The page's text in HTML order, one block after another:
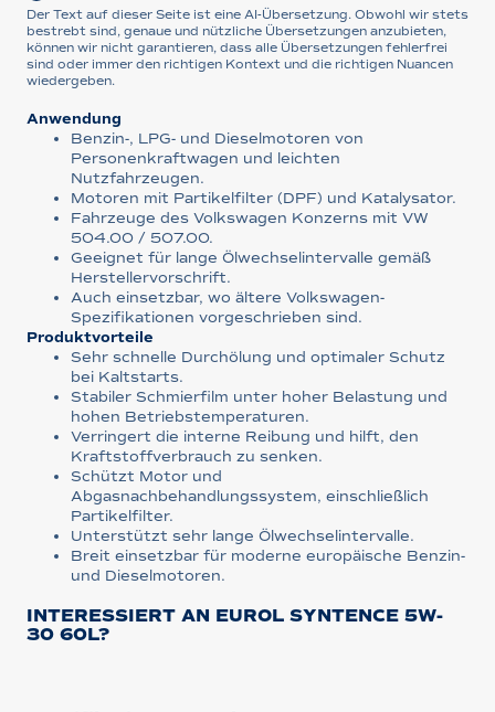
Der Text auf dieser Seite ist eine AI-Übersetzung. Obwohl wir stets
bestrebt sind, genaue und nützliche Übersetzungen anzubieten,
können wir nicht garantieren, dass alle Übersetzungen fehlerfrei
sind oder immer den richtigen Kontext und die richtigen Nuancen
wiedergeben.
Anwendung
Benzin-, LPG- und Dieselmotoren von
Personenkraftwagen und leichten
Nutzfahrzeugen.
Motoren mit Partikelfilter (DPF) und Katalysator.
Fahrzeuge des Volkswagen Konzerns mit VW
504.00 / 507.00.
Geeignet für lange Ölwechselintervalle gemäß
Herstellervorschrift.
Auch einsetzbar, wo ältere Volkswagen-
Spezifikationen vorgeschrieben sind.
Produktvorteile
Sehr schnelle Durchölung und optimaler Schutz
bei Kaltstarts.
Stabiler Schmierfilm unter hoher Belastung und
hohen Betriebstemperaturen.
Verringert die interne Reibung und hilft, den
Kraftstoffverbrauch zu senken.
Schützt Motor und
Abgasnachbehandlungssystem, einschließlich
Partikelfilter.
Unterstützt sehr lange Ölwechselintervalle.
Breit einsetzbar für moderne europäische Benzin-
und Dieselmotoren.
INTERESSIERT AN EUROL SYNTENCE 5W-
30 60L?